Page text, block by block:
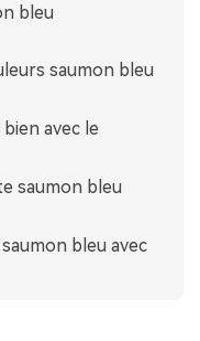
bleu
saumon bleu
avec le
saumon bleu
bleu avec